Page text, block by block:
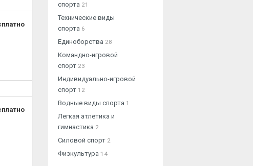
спорта 21
Технические виды
спорта 6
Единоборства 28
Командно-игровой
спорт 23
Индивидуально-игровой
спорт 12
Водные виды спорта 1
Легкая атлетика и
гимнастика 2
Силовой спорт 2
Физкультура 14